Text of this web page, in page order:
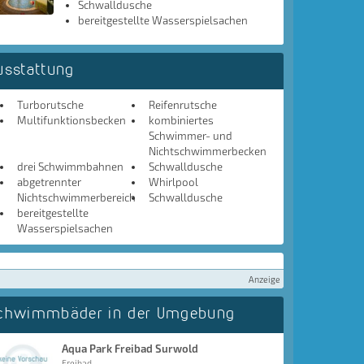
Schwalldusche
bereitgestellte Wasserspielsachen
Turborutsche
Reifenrutsche
Multifunktionsbecken
kombiniertes
Schwimmer- und
Nichtschwimmerbecken
drei Schwimmbahnen
Schwalldusche
abgetrennter
Nichtschwimmerbereich
Whirlpool
Schwalldusche
bereitgestellte
Wasserspielsachen
Anzeige
in der Umgebung
Aqua Park Freibad Surwold